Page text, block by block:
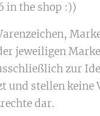
in the shop :))
jeweiligen
zur
und stellen keine
dar.